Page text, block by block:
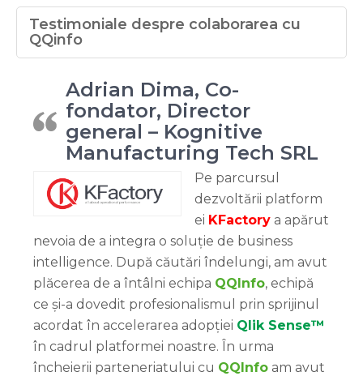
Testimoniale despre colaborarea cu
QQinfo
Adrian Dima, Co-
fondator, Director
general – Kognitive
Manufacturing Tech SRL
Pe parcursul
dezvoltării platform
ei KFactory a apărut
nevoia de a integra o soluție de business
intelligence. După căutări îndelungi, am avut
plăcerea de a întâlni echipa QQInfo, echipă
ce și-a dovedit profesionalismul prin sprijinul
acordat în accelerarea adopției Qlik Sense™
în cadrul platformei noastre. În urma
încheierii parteneriatului cu QQInfo am avut